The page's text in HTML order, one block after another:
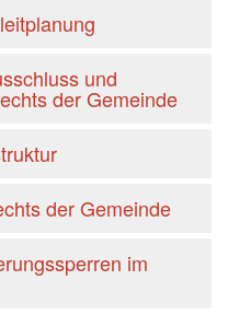
und
der Gemeinde
der Gemeinde
im